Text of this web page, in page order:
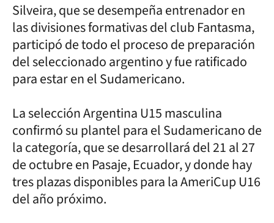
Silveira, que se desempeña entrenador en
las divisiones formativas del club Fantasma,
participó de todo el proceso de preparación
del seleccionado argentino y fue ratificado
para estar en el Sudamericano.
La selección Argentina U15 masculina
confirmó su plantel para el Sudamericano de
la categoría, que se desarrollará del 21 al 27
de octubre en Pasaje, Ecuador, y donde hay
tres plazas disponibles para la AmeriCup U16
del año próximo.